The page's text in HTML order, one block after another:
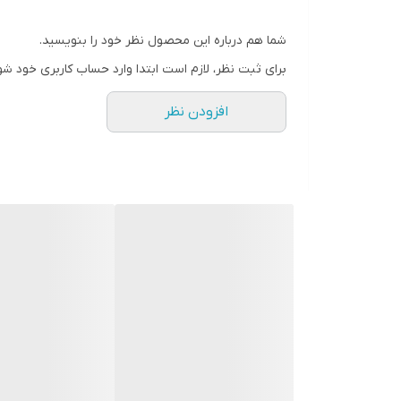
شما هم درباره این محصول نظر خود را بنویسید.
برای ثبت نظر، لازم است ابتدا وارد حساب کاربری خود
افزودن نظر